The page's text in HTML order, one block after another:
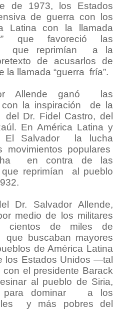
de 1973, los Estados
de guerra con los
Latina con la llamada
que favoreció las
que reprimían a la
de acusarlos de
la llamada “guerra fría”.
Allende ganó las
con la inspiración de la
del Dr. Fidel Castro, del
En América Latina y
El Salvador la lucha
populares
en contra de las
reprimían al pueblo
Dr. Salvador Allende,
medio de los militares
de miles de
que buscaban mayores
de América Latina
los Estados Unidos —tal
el presidente Barack
al pueblo de Siria,
para dominar a los
y más pobres del